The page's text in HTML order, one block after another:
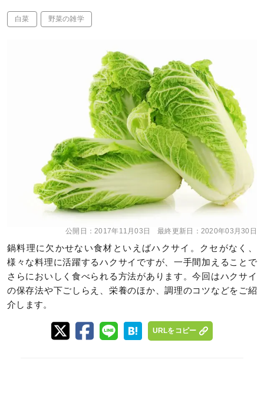
白菜 野菜の雑学
公開日：2017年11月03日 最終更新日： 2020年03月30日
鍋料理に欠かせない食材といえばハクサイ。クセがなく、
様々な料理に活躍するハクサイですが、一手間加えることで
さらにおいしく食べられる方法があります。今回はハクサイ
の保存法や下ごしらえ、栄養のほか、調理のコツなどをご紹
介します。
URLをコピー